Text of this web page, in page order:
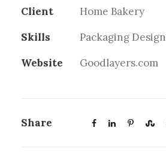
Client
Home Bakery
Skills
Packaging Design
Website
Goodlayers.com
Share